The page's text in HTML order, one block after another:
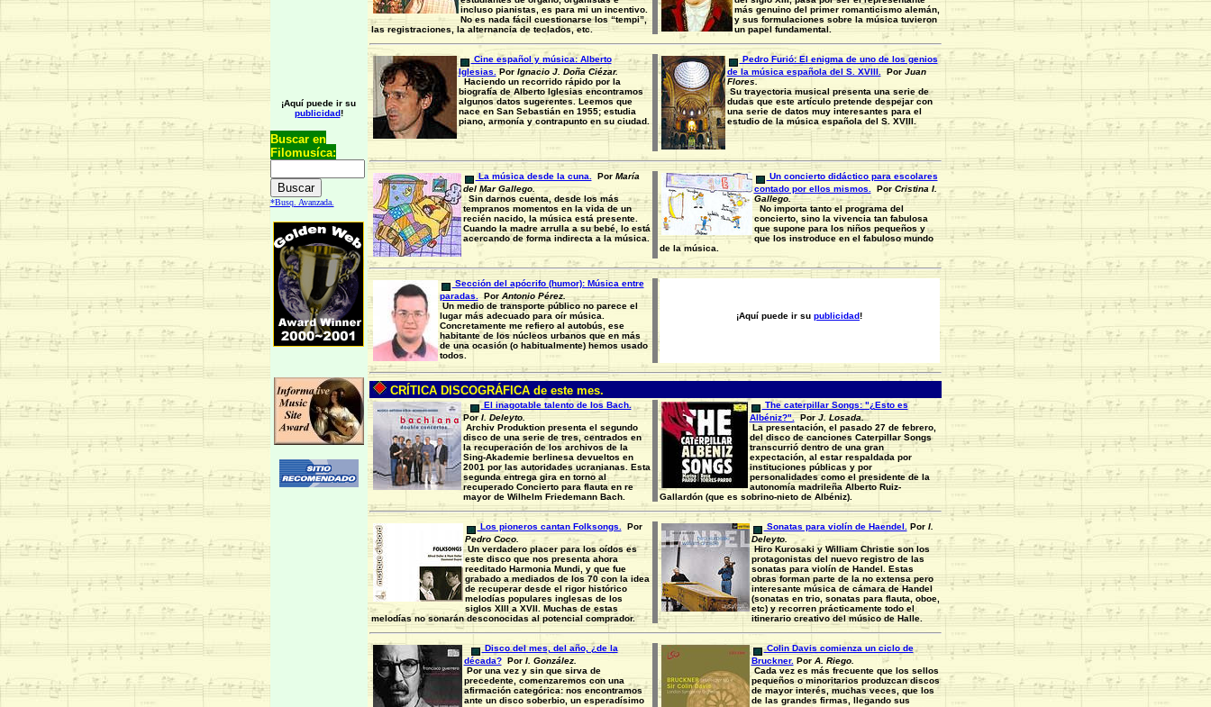
¡Aquí puede ir su
publicidad!
Buscar en
Filomusíca:
*Busq. Avanzada.
incluso pianistas, es para mi un incentivo.
No es nada fácil cuestionarse los “tempi”,
las registraciones, la alternancia de teclados, etc.
más genuino del primer romanticismo alemán,
y sus formulaciones sobre la música tuvieron
un papel fundamental.
Cine español y música: Alberto
Iglesias.
PorIgnacio J. Doña Ciézar.
Haciendo un recorrido rápido por la
biografía de Alberto Iglesias encontramos
algunos datos sugerentes. Leemos que
nace en San Sebastián en 1955; estudia
piano, armonía y contrapunto en su ciudad.
Pedro Furió: El enigma de uno de los genios
de la música española del S. XVIII.
PorJuan
Flores.
Su trayectoria musical presenta una serie de
dudas que este artículo pretende despejar con
una serie de datos muy interesantes para el
estudio de la música española del S. XVIII.
La música desde la cuna. PorMaría
del Mar Gallego.
Sin darnos cuenta, desde los más
tempranos momentos en la vida de un
recién nacido, la música está presente.
Cuando la madre arrulla a su bebé, lo está
acercando de forma indirecta a la música.
Un concierto didáctico para escolares
contado por ellos mismos.
PorCristina I.
Gallego.
No importa tanto el programa del
concierto, sino la vivencia tan fabulosa
que supone para los niños pequeños y
que los instroduce en el fabuloso mundo
de la música.
Sección del apócrifo (humor): Música entre
paradas.
PorAntonio Pérez.
Un medio de transporte público no parece el
lugar más adecuado para oír música.
Concretamente me refiero al autobús, ese
habitante de los núcleos urbanos que en más
de una ocasión (o habitualmente) hemos usado
todos.
¡Aquí puede ir su publicidad!
CRÍTICA DISCOGRÁFICA de este mes.
El inagotable talento de los Bach.
PorI. Deleyto.
Archiv Produktion presenta el segundo
disco de una serie de tres, centrados en
la recuperación de los archivos de la
Sing-Akademie berlinesa devueltos en
2001 por las autoridades ucranianas. Esta
segunda entrega gira en torno al
recuperado Concierto para flauta en re
mayor de Wilhelm Friedemann Bach.
The caterpillar Songs: "¿Esto es
Albéniz?".
PorJ. Losada.
La presentación, el pasado 27 de febrero,
del disco de canciones Caterpillar Songs
transcurrió dentro de una gran
expectación, al estar respaldada por
instituciones públicas y por
personalidades como el presidente de la
autonomía madrileña Alberto Ruiz-
Gallardón (que es sobrino-nieto de Albéniz).
Los pioneros cantan Folksongs.
Por
Pedro Coco.
Un verdadero placer para los oídos es
este disco que nos presenta ahora
reeditado Harmonia Mundi, y que fue
grabado a mediados de los 70 con la idea
de recuperar desde el rigor histórico
melodías populares inglesas de los
siglos XIII a XVII. Muchas de estas
melodías no sonarán desconocidas al potencial comprador.
Sonatas para violín de Haendel. PorI.
Deleyto.
Hiro Kurosaki y William Christie son los
protagonistas del nuevo registro de las
sonatas para violín de Handel. Estas
obras forman parte de la no extensa pero
interesante música de cámara de Handel
(sonatas en trio, sonatas para flauta, oboe,
etc) y recorren prácticamente todo el
itinerario creativo del músico de Halle.
Disco del mes, del año, ¿de la
década? PorI. González.
Por una vez y sin que sirva de
precedente, comenzaremos con una
afirmación categórica: nos encontramos
ante un disco soberbio, un esperadísimo
Colin Davis comienza un ciclo de
Bruckner. PorA. Riego.
Cada vez es más frecuente que los sellos
pequeños o minoritarios produzcan discos
de mayor interés, muchas veces, que los
de las grandes firmas, llegando sus